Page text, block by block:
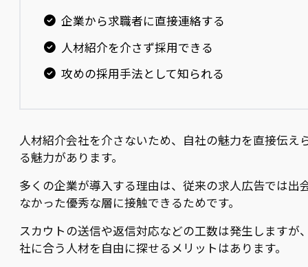
企業から求職者に直接連絡する
人材紹介を介さず採用できる
攻めの採用手法として知られる
人材紹介会社を介さないため、自社の魅力を直接伝え
る魅力があります。
多くの企業が導入する理由は、従来の求人広告では出
なかった優秀な層に接触できるためです。
スカウトの送信や返信対応などの工数は発生しますが
社に合う人材を自由に探せるメリットはあります。